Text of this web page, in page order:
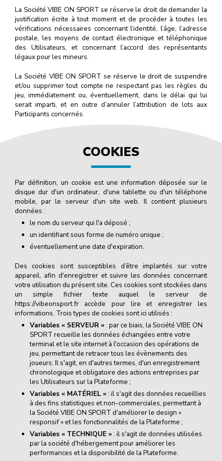
La Société VIBE ON SPORT se réserve le droit de demander la
justification écrite à tout moment et de procéder à toutes les
vérifications nécessaires concernant l’identité, l’âge, l’adresse
postale, les moyens de contact électronique et téléphonique
des Utilisateurs, et concernant l’accord des représentants
légaux pour les mineurs.
La Société VIBE ON SPORT se réserve le droit de suspendre
et/ou supprimer tout compte ne respectant pas les règles du
jeu, immédiatement ou, éventuellement, dans le délai qui lui
serait imparti, et en outre d’annuler l’attribution de lots aux
Participants concernés.
COOKIES
Par définition, un cookie est une information déposée sur le
disque dur d'un ordinateur, d'une tablette ou d'un téléphone
mobile, par le serveur d'un site web. Il contient plusieurs
données :
le nom du serveur qui l'a déposé ;
un identifiant sous forme de numéro unique ;
éventuellement une date d'expiration.
Des cookies sont susceptibles d’être implantés sur votre
appareil, afin d'enregistrer et suivre les données concernant
votre utilisation du présent site. Ces cookies sont stockées dans
un simple fichier texte auquel le serveur de
https://vibeonsport.fr accède pour lire et enregistrer les
informations. Trois types de cookies sont ici utilisés :
Variables « SERVEUR » : par ce biais, la Société VIBE ON
SPORT recueille les données échangées entre votre
terminal et le site internet à l'occasion des opérations de
jeu, permettant de retracer tous les évènements des
joueurs. Il s'agit, en d'autres termes, d'un enregistrement
chronologique et obligatoire des actions entreprises par
les Utilisateurs sur la Plateforme ;
Variables « MATÉRIEL » : il s'agit des données recueillies
à des fins statistiques et non-commerciales, permettant à
la Société VIBE ON SPORT d'améliorer le design «
responsif » et les fonctionnalités de la Plateforme ;
Variables « TECHNIQUE » : il s'agit de données utilisées
par la société d'hébergement pour améliorer les
performances et la disponibilité de la Plateforme.